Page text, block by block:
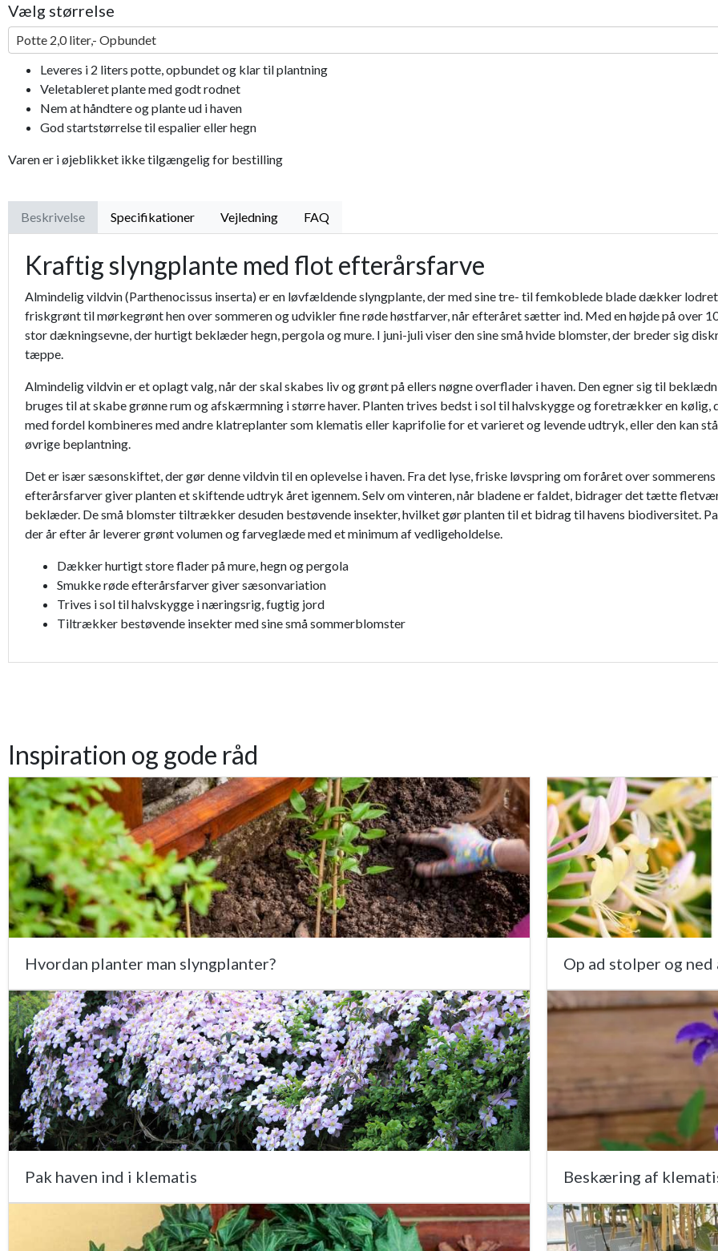
Vælg størrelse
Potte 2,0 liter,- Opbundet
Leveres i 2 liters potte, opbundet og klar til plantning
Veletableret plante med godt rodnet
Nem at håndtere og plante ud i haven
God startstørrelse til espalier eller hegn
Varen er i øjeblikket ikke tilgængelig for bestilling
Beskrivelse Specifikationer Vejledning FAQ
Kraftig slyngplante med flot efterårsfarve
Almindelig vildvin (Parthenocissus inserta) er en løvfældende slyngplante, der med sine tre- til femkoblede blade dækker
friskgrønt til mørkegrønt hen over sommeren og udvikler fine røde høstfarver, når efteråret sætter ind. Med en højde på over
stor dækningsevne, der hurtigt beklæder hegn, pergola og mure. I juni-juli viser den sine små hvide blomster, der breder sig
tæppe.
Almindelig vildvin er et oplagt valg, når der skal skabes liv og grønt på ellers nøgne overflader i haven. Den egner sig til
bruges til at skabe grønne rum og afskærmning i større haver. Planten trives bedst i sol til halvskygge og foretrækker en
med fordel kombineres med andre klatreplanter som klematis eller kaprifolie for et varieret og levende udtryk, eller den kan
øvrige beplantning.
Det er især sæsonskiftet, der gør denne vildvin til en oplevelse i haven. Fra det lyse, friske løvspring om foråret over
efterårsfarver giver planten et skiftende udtryk året igennem. Selv om vinteren, når bladene er faldet, bidrager det tætte
beklæder. De små blomster tiltrækker desuden bestøvende insekter, hvilket gør planten til et bidrag til havens biodiversitet.
der år efter år leverer grønt volumen og farveglæde med et minimum af vedligeholdelse.
Dækker hurtigt store flader på mure, hegn og pergola
Smukke røde efterårsfarver giver sæsonvariation
Trives i sol til halvskygge i næringsrig, fugtig jord
Tiltrækker bestøvende insekter med sine små sommerblomster
Inspiration og gode råd
Hvordan planter man slyngplanter? Op ad stolper og
Pak haven ind i klematis Beskæring af